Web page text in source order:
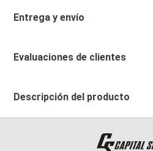
Entrega y envío
Evaluaciones de clientes
Descripción del producto